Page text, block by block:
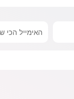
אימייל